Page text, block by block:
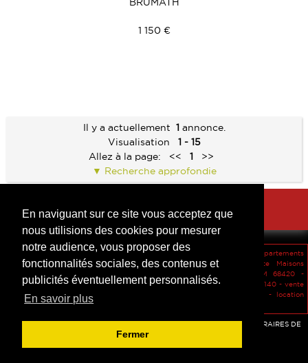
En naviguant sur ce site vous acceptez que
nous utilisions des cookies pour mesurer
notre audience, vous proposer des
fonctionnalités sociales, des contenus et
publicités éventuellement personnalisés.
En savoir plus
Fermer
1 150 €
Il y a actuellement 1 annonce.
Visualisation
1 - 15
Allez à la page:
<< 1
>>
Recherche approfondie
vendu Maisons HERRLISHEIM-PRES-COLMAR 68420 -
vente Appartements
INGERSHEIM 68040 - location Maisons EGUISHEIM 68420 -
vente Maisons
HERRLISHEIM-PRES-COLMAR 68420 -
location Maisons HERRLISHEIM 68420 -
location Appartements BRUMATH 67170 -vente Maisons SOULTZEREN 68140 - vente
Appartements EGUISHEIM 68420 -
location Maisons COLMAR 68000 - location
Appartements HORBOURG-WIHR 68180 -
HONORAIRES DE
L'AGENCE